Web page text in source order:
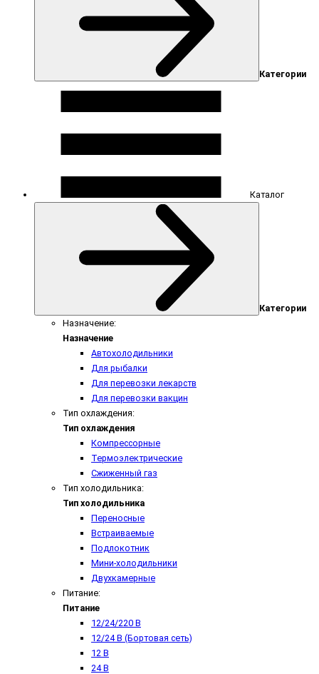
Категории
Каталог
Категории
Назначение:
Назначение
Автохолодильники
Для рыбалки
Для перевозки лекарств
Для перевозки вакцин
Тип охлаждения:
Тип охлаждения
Компрессорные
Термоэлектрические
Сжиженный газ
Тип холодильника:
Тип холодильника
Переносные
Встраиваемые
Подлокотник
Мини-холодильники
Двухкамерные
Питание:
Питание
12/24/220 В
12/24 В (Бортовая сеть)
12 В
24 В